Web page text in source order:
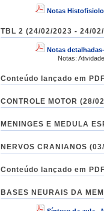
Notas
TBL 2 (24/02/2023 - 24/
Notas
Notas:
Conteúdo lançado em
CONTROLE MOTOR (28/
MENINGES E MEDULA
NERVOS CRANIANOS
Conteúdo lançado em
BASES NEURAIS DA